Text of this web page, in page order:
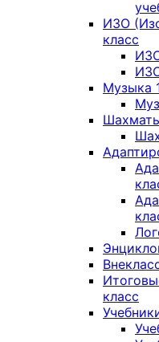
ИЗО
класс
Музыка
класс